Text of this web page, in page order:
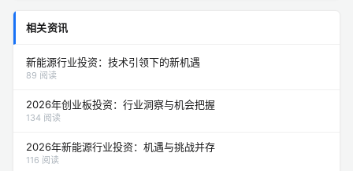
相关资讯
新能源行业投资：技术引领下的新机遇
89 阅读
2026年创业板投资：行业洞察与机会把握
134 阅读
2026年新能源行业投资：机遇与挑战并存
116 阅读